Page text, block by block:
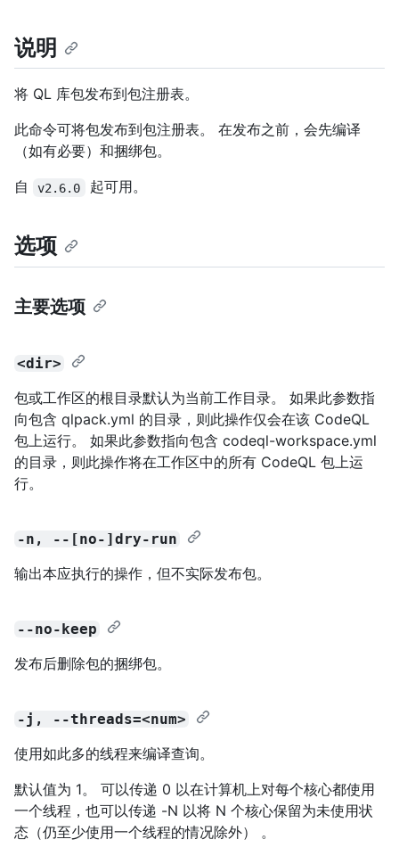
说明
将 QL 库包发布到包注册表。
此命令可将包发布到包注册表。 在发布之前，会先编译
（如有必要）和捆绑包。
自
v2.6.0 起可用。
选项
主要选项
<dir>
包或工作区的根目录默认为当前工作目录。 如果此参数指
向包含 qlpack.yml 的目录，则此操作仅会在该 CodeQL
包上运行。 如果此参数指向包含 codeql-workspace.yml
的目录，则此操作将在工作区中的所有 CodeQL 包上运
行。
-n, --[no-]dry-run
输出本应执行的操作，但不实际发布包。
--no-keep
发布后删除包的捆绑包。
-j, --threads=<num>
使用如此多的线程来编译查询。
默认值为 1。 可以传递 0 以在计算机上对每个核心都使用
一个线程，也可以传递 -N 以将 N 个核心保留为未使用状
态（仍至少使用一个线程的情况除外） 。